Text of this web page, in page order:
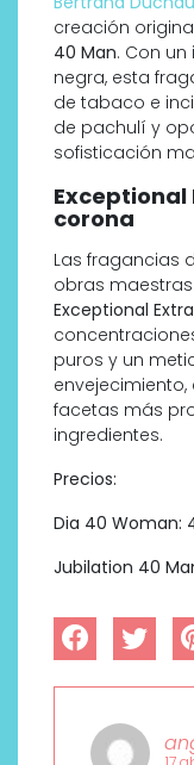
creación
40 Man. Con
negra, esta
de tabaco e
de pachulí y
sofisticación
Exceptional
corona
Las fragancias
obras
Exceptional
puros y un
facetas más
ingredientes.
Precios:
Dia 40 Woman:
Jubilation 40